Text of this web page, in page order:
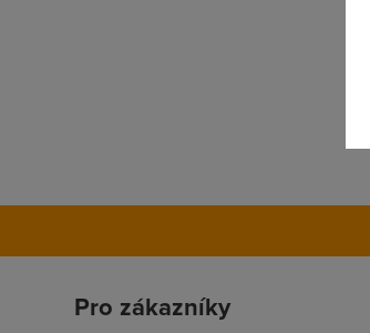
Pro zákazníky